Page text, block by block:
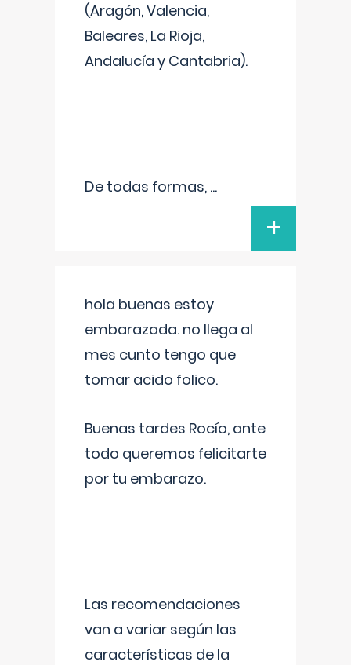
(Aragón, Valencia,
Baleares, La Rioja,
Andalucía y Cantabria).
De todas formas, ...
+
hola buenas estoy
embarazada. no llega al
mes cunto tengo que
tomar acido folico.
Buenas tardes Rocío, ante
todo queremos felicitarte
por tu embarazo.
Las recomendaciones
van a variar según las
características de la